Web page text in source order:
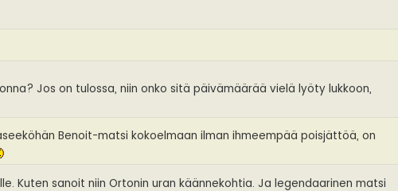
Jos on tulossa, niin onko sitä päivämäärää vielä lyöty lukkoon,
Benoit-matsi kokoelmaan ilman ihmeempää poisjättöä, on
Kuten sanoit niin Ortonin uran käännekohtia. Ja legendaarinen matsi